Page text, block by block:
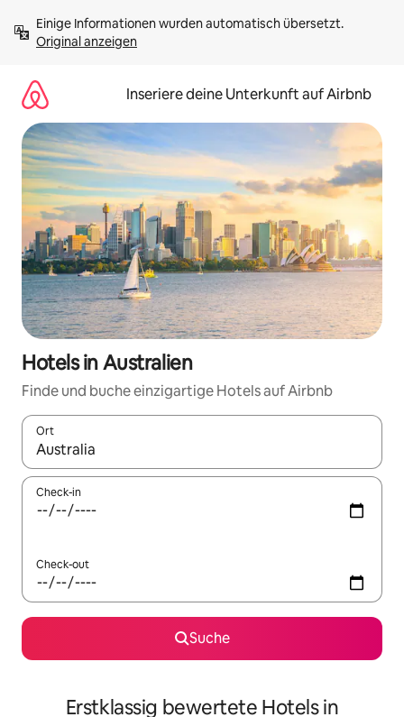
Inhalten
springenOriginal anzeigen
Inseriere deine Unterkunft auf Airbnb
Hotels in Australien
Finde und buche einzigartige Hotels auf Airbnb
Ort
Wenn Ergebnisse verfügbar sind, navigiere mit den
Check-in
Check-out
Suche
Erstklassig bewertete Hotels in